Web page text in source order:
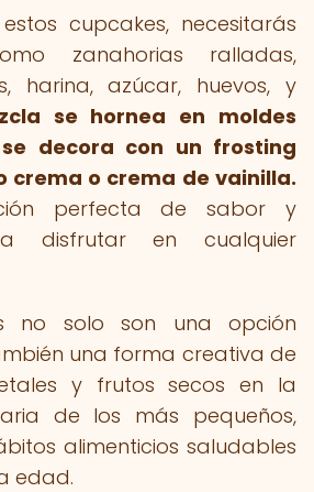
cupcakes, necesitarás
zanahorias ralladas,
harina, azúcar, huevos, y
se hornea en moldes
decora con un frosting
crema o crema de vainilla.
perfecta de sabor y
disfrutar en cualquier
no solo son una opción
una forma creativa de
y frutos secos en la
de los más pequeños,
alimenticios saludables
edad.